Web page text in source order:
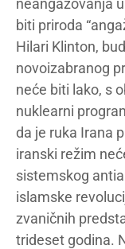
neangažovanja
biti priroda
Hilari Klinton,
novoizabranog
neće biti lako, s
nuklearni
da je ruka Irana
iranski režim
sistemskog
islamske
zvaničnih
trideset godina.